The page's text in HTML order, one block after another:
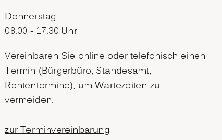
Donnerstag
08.00 - 17.30 Uhr
Vereinbaren Sie online oder telefonisch einen
Termin (Bürgerbüro, Standesamt,
Rententermine), um Wartezeiten zu
vermeiden.
zur Terminvereinbarung